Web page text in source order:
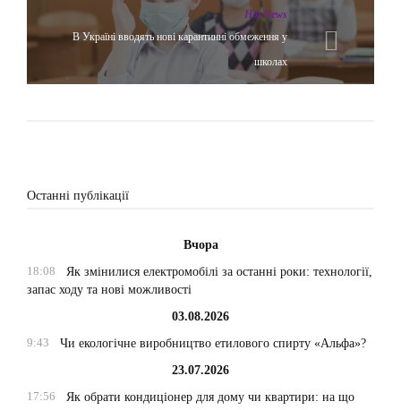
Hot News
В Україні вводять нові карантинні обмеження у
школах
Останні публікації
Вчора
18:08
Як змінилися електромобілі за останні роки: технології,
запас ходу та нові можливості
03.08.2026
9:43
Чи екологічне виробництво етилового спирту «Альфа»?
23.07.2026
17:56
Як обрати кондиціонер для дому чи квартири: на що